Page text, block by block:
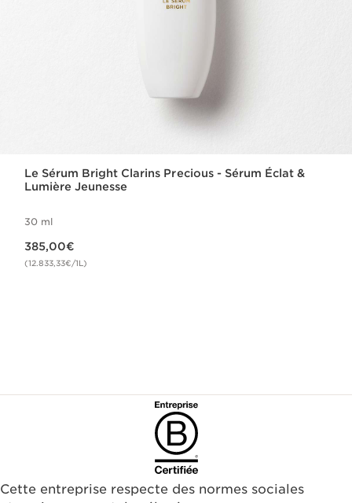
Le Sérum Bright Clarins Precious - Sérum Éclat &
Lumière Jeunesse
30 ml
385,00€
(12.833,33€/1L)
Cette entreprise respecte des normes sociales